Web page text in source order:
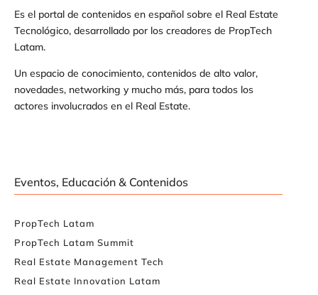
Es el portal de contenidos en español sobre el Real Estate
Tecnológico, desarrollado por los creadores de PropTech
Latam.
Un espacio de conocimiento, contenidos de alto valor,
novedades, networking y mucho más, para todos los
actores involucrados en el Real Estate.
Eventos, Educación & Contenidos
PropTech Latam
PropTech Latam Summit
Real Estate Management Tech
Real Estate Innovation Latam